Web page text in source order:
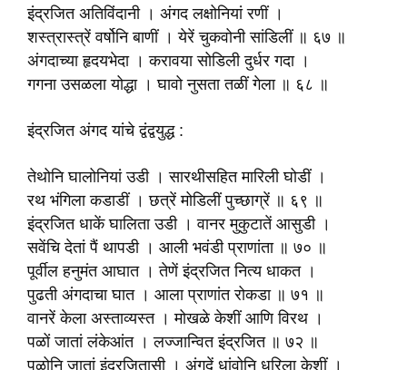
इंद्रजित अतिविंदानी । अंगद लक्षोनियां रणीं ।
शस्त्रास्त्रें वर्षोनि बाणीं । येरें चुकवोनी सांडिलीं ॥ ६७ ॥
अंगदाच्या हृदयभेदा । करावया सोडिली दुर्धर गदा ।
गगना उसळला योद्धा । घावो नुसता तळीं गेला ॥ ६८ ॥
इंद्रजित अंगद यांचे द्वंद्वयुद्ध :
तेथोनि घालोनियां उडी । सारथीसहित मारिली घोडीं ।
रथ भंगिला कडाडीं । छत्रें मोडिलीं पुच्छाग्रें ॥ ६९ ॥
इंद्रजित धाकें घालिता उडी । वानर मुकुटातें आसुडी ।
सवेंचि देतां पैं थापडी । आली भवंडी प्राणांता ॥ ७० ॥
पूर्वील हनुमंत आघात । तेणें इंद्रजित नित्य धाकत ।
पुढती अंगदाचा घात । आला प्राणांत रोकडा ॥ ७१ ॥
वानरें केला अस्ताव्यस्त । मोखळे केशीं आणि विरथ ।
पळों जातां लंकेआंत । लज्जान्वित इंद्रजित ॥ ७२ ॥
पळोनि जातां इंद्रजितासी । अंगदें धांवोनि धरिला केशीं ।